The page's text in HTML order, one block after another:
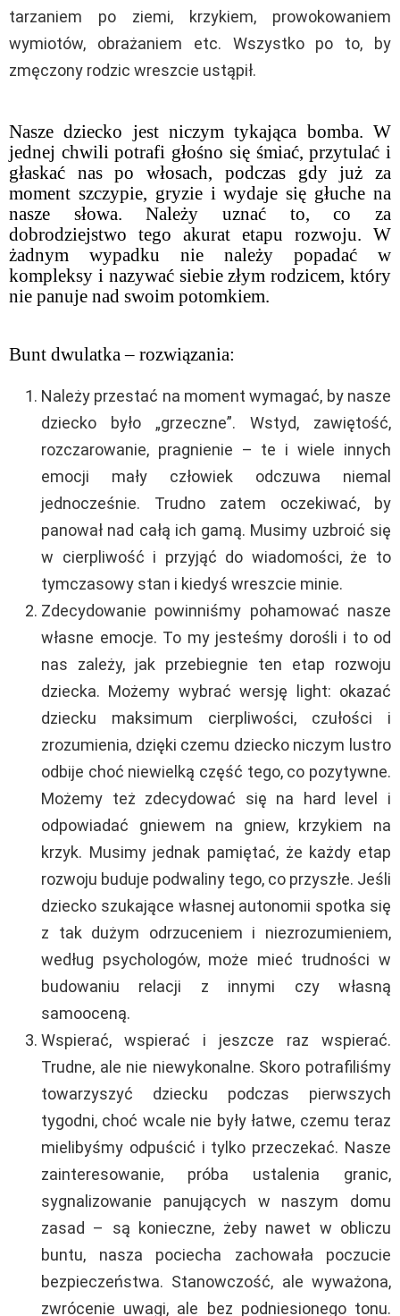
tarzaniem po ziemi, krzykiem, prowokowaniem
wymiotów, obrażaniem etc. Wszystko po to, by
zmęczony rodzic wreszcie ustąpił.
Nasze dziecko jest niczym tykająca bomba. W
jednej chwili potrafi głośno się śmiać, przytulać i
głaskać nas po włosach, podczas gdy już za
moment szczypie, gryzie i wydaje się głuche na
nasze słowa. Należy uznać to, co za
dobrodziejstwo tego akurat etapu rozwoju. W
żadnym wypadku nie należy popadać w
kompleksy i nazywać siebie złym rodzicem, który
nie panuje nad swoim potomkiem.
Bunt dwulatka – rozwiązania:
Należy przestać na moment wymagać, by nasze
dziecko było „grzeczne”. Wstyd, zawiętość,
rozczarowanie, pragnienie – te i wiele innych
emocji mały człowiek odczuwa niemal
jednocześnie. Trudno zatem oczekiwać, by
panował nad całą ich gamą. Musimy uzbroić się
w cierpliwość i przyjąć do wiadomości, że to
tymczasowy stan i kiedyś wreszcie minie.
Zdecydowanie powinniśmy pohamować nasze
własne emocje. To my jesteśmy dorośli i to od
nas zależy, jak przebiegnie ten etap rozwoju
dziecka. Możemy wybrać wersję light: okazać
dziecku maksimum cierpliwości, czułości i
zrozumienia, dzięki czemu dziecko niczym lustro
odbije choć niewielką część tego, co pozytywne.
Możemy też zdecydować się na hard level i
odpowiadać gniewem na gniew, krzykiem na
krzyk. Musimy jednak pamiętać, że każdy etap
rozwoju buduje podwaliny tego, co przyszłe. Jeśli
dziecko szukające własnej autonomii spotka się
z tak dużym odrzuceniem i niezrozumieniem,
według psychologów, może mieć trudności w
budowaniu relacji z innymi czy własną
samooceną.
Wspierać, wspierać i jeszcze raz wspierać.
Trudne, ale nie niewykonalne. Skoro potrafiliśmy
towarzyszyć dziecku podczas pierwszych
tygodni, choć wcale nie były łatwe, czemu teraz
mielibyśmy odpuścić i tylko przeczekać. Nasze
zainteresowanie, próba ustalenia granic,
sygnalizowanie panujących w naszym domu
zasad – są konieczne, żeby nawet w obliczu
buntu, nasza pociecha zachowała poczucie
bezpieczeństwa. Stanowczość, ale wyważona,
zwrócenie uwagi, ale bez podniesionego tonu.